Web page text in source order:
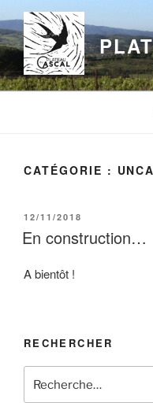
au
contenu
principal
CATÉGORIE :
PUBLIÉ
LE
12/11/2018
En construction…
A bientôt !
RECHERCHER
pour